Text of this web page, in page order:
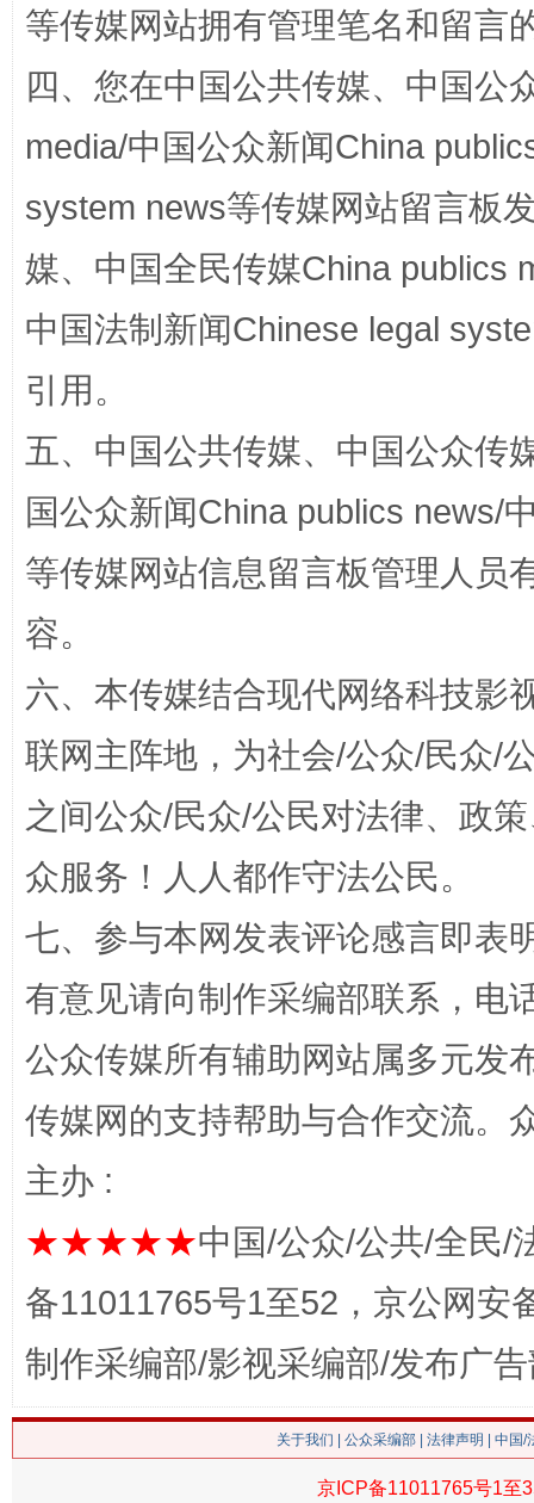
网上购药对药下症？
这是一记警钟！ 谢
等传媒网站拥有管理笔名和留言
四、您在中国公共传媒、中国公
media/中国公众新闻China
system news等传媒网站留言板
媒、中国全民传媒China publics
中国法制新闻Chinese legal
引用。
五、中国公共传媒、中国公众传
国公众新闻China publics news/
等传媒网站信息留言板管理人员
容。
六、本传媒结合现代网络科技影
联网主阵地，为社会/公众/民众/
之间公众/民众/公民对法律、政
众服务！人人都作守法公民。
七、参与本网发表评论感言即表
有意见请向制作采编部联系，电
公众传媒所有辅助网站属多元发
传媒网的支持帮助与合作交流。
主办 :
★★★★★中国/公众/公共/全民/
备11011765号1至52，京公网安
制作采编部/影视采编部/发布广
关于我们 公众采编部 法律声明 | 中国
京ICP备11011765号1至